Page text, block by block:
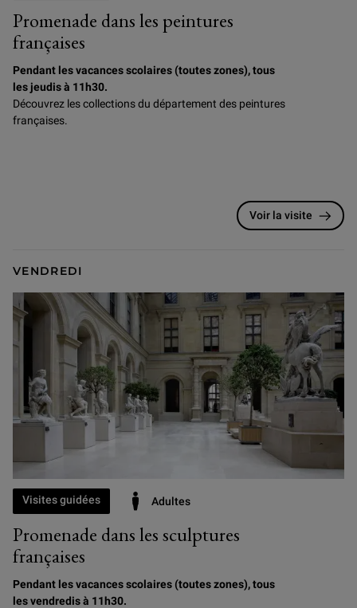
Promenade dans les peintures
françaises
Pendant les vacances scolaires (toutes zones), tous
les jeudis à 11h30.
Découvrez les collections du département des peintures
françaises.
Voir la visite
VENDREDI
Promenade dans les sculptures
françaises
Visites guidées Adultes
Pendant les vacances scolaires (toutes zones), tous
les vendredis à 11h30.